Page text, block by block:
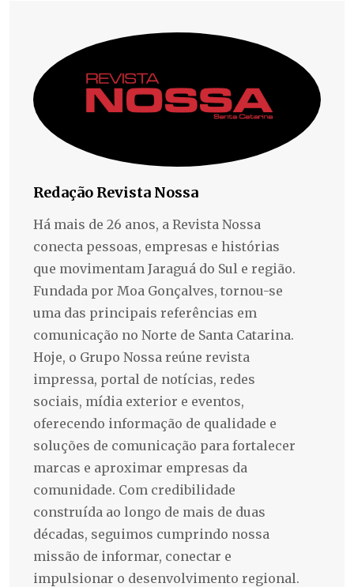
Redação Revista Nossa
Há mais de 26 anos, a Revista Nossa
conecta pessoas, empresas e histórias
que movimentam Jaraguá do Sul e região.
Fundada por Moa Gonçalves, tornou-se
uma das principais referências em
comunicação no Norte de Santa Catarina.
Hoje, o Grupo Nossa reúne revista
impressa, portal de notícias, redes
sociais, mídia exterior e eventos,
oferecendo informação de qualidade e
soluções de comunicação para fortalecer
marcas e aproximar empresas da
comunidade. Com credibilidade
construída ao longo de mais de duas
décadas, seguimos cumprindo nossa
missão de informar, conectar e
impulsionar o desenvolvimento regional.